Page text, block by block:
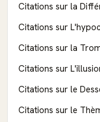
Citations sur la
Citations sur
Citations sur la
Citations sur
Citations sur le
Citations sur le